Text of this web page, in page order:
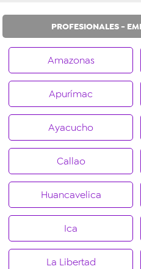
PROFESIONALES -
Amazonas
Apurímac
Ayacucho
Callao
Huancavelica
Ica
La Libertad